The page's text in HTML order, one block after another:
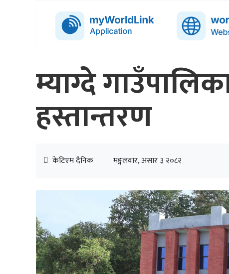
म्याग्दे
हस्तान्तरण
केटिएम दैनिक मङ्गलवार, असार ३ २०८२